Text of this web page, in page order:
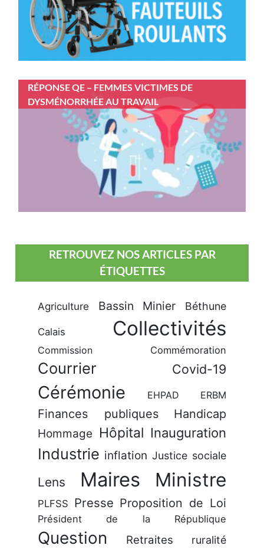
RÉPONSE QE – FEMMES VICTIMES DE
DYSMÉNORRHÉE AU TRAVAIL
RETROUVEZ NOS ARTICLES PAR
ÉTIQUETTES
Agriculture Bassin Minier Béthune
Calais Collectivités
Commission Commémoration
Courrier Covid-19
Cérémonie EHPAD ERBM
Finances publiques Handicap
Hommage Hôpital Inauguration
Industrie inflation Justice sociale
Lens Maires Ministre
PLFSS Presse Proposition de Loi
Président de la République
Question Retraites ruralité